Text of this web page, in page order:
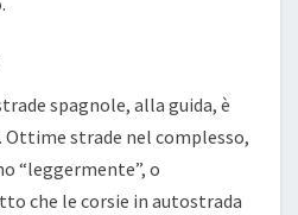
spagnole, alla guida, è
strade nel complesso,
“leggermente”, o
che le corsie in autostrada